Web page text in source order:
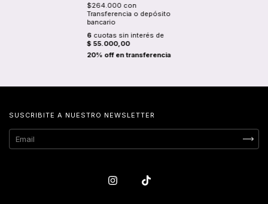
$264.000 con
Transferencia o depósito
bancario
6 cuotas sin interés de
$ 55.000,00
SUSCRIBITE A NUESTRO NEWSLETTER